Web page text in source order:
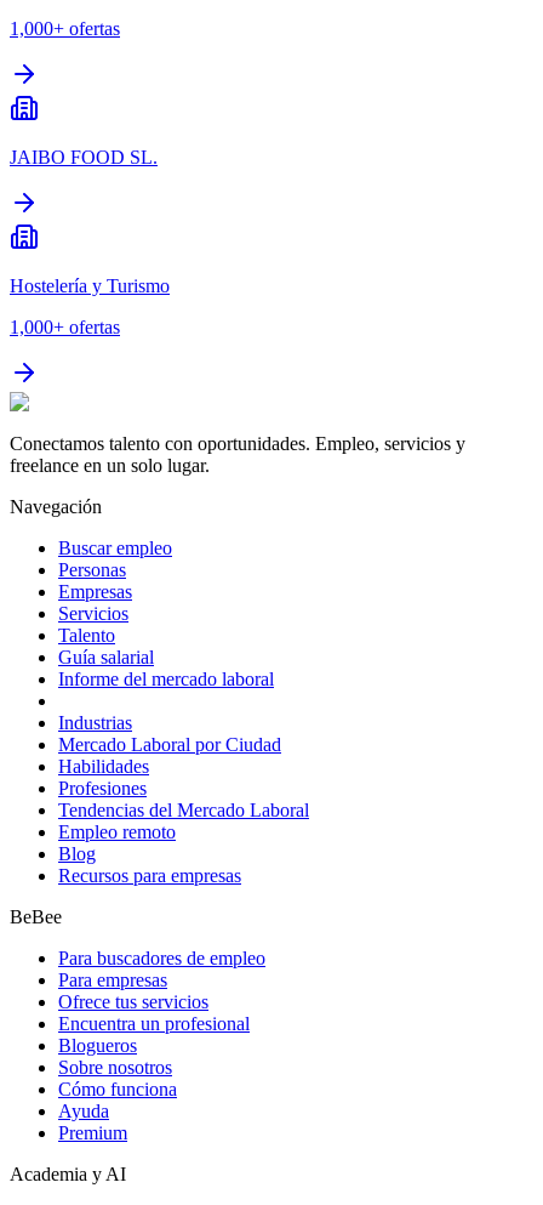
1,000+ ofertas
JAIBO FOOD SL.
Hostelería y Turismo
1,000+ ofertas
Conectamos talento con oportunidades. Empleo, servicios y
freelance en un solo lugar.
Navegación
Buscar empleo
Personas
Empresas
Servicios
Talento
Guía salarial
Informe del mercado laboral
Industrias
Mercado Laboral por Ciudad
Habilidades
Profesiones
Tendencias del Mercado Laboral
Empleo remoto
Blog
Recursos para empresas
BeBee
Para buscadores de empleo
Para empresas
Ofrece tus servicios
Encuentra un profesional
Blogueros
Sobre nosotros
Cómo funciona
Ayuda
Premium
Academia y AI